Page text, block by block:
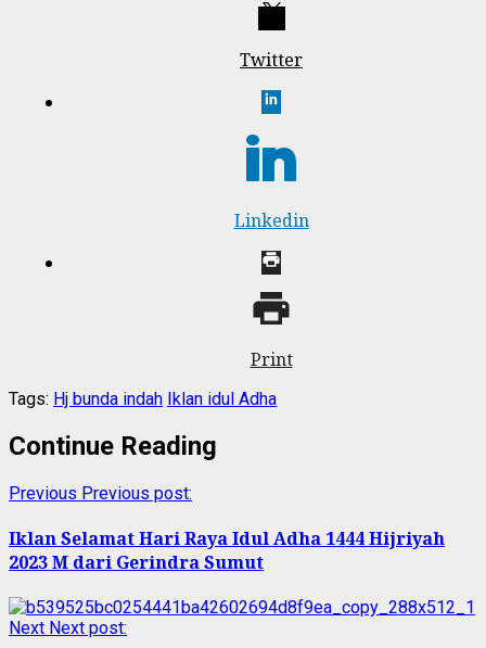
Twitter
Linkedin
Print
Tags: Hj bunda indah Iklan idul Adha
Continue Reading
Previous Previous post:
Iklan Selamat Hari Raya Idul Adha 1444 Hijriyah
2023 M dari Gerindra Sumut
Next Next post: